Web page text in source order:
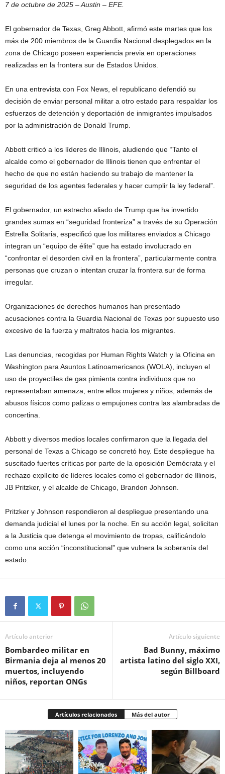
7 de octubre de 2025 – Austin – EFE.
El gobernador de Texas, Greg Abbott, afirmó este martes que los
más de 200 miembros de la Guardia Nacional desplegados en la
zona de Chicago poseen experiencia previa en operaciones
realizadas en la frontera sur de Estados Unidos.
En una entrevista con Fox News, el republicano defendió su
decisión de enviar personal militar a otro estado para respaldar los
esfuerzos de detención y deportación de inmigrantes impulsados
por la administración de Donald Trump.
Abbott criticó a los líderes de Illinois, aludiendo que “Tanto el
alcalde como el gobernador de Illinois tienen que enfrentar el
hecho de que no están haciendo su trabajo de mantener la
seguridad de los agentes federales y hacer cumplir la ley federal”.
El gobernador, un estrecho aliado de Trump que ha invertido
grandes sumas en “seguridad fronteriza” a través de su Operación
Estrella Solitaria, especificó que los militares enviados a Chicago
integran un “equipo de élite” que ha estado involucrado en
“confrontar el desorden civil en la frontera”, particularmente contra
personas que cruzan o intentan cruzar la frontera sur de forma
irregular.
Organizaciones de derechos humanos han presentado
acusaciones contra la Guardia Nacional de Texas por supuesto uso
excesivo de la fuerza y maltratos hacia los migrantes.
Las denuncias, recogidas por Human Rights Watch y la Oficina en
Washington para Asuntos Latinoamericanos (WOLA), incluyen el
uso de proyectiles de gas pimienta contra individuos que no
representaban amenaza, entre ellos mujeres y niños, además de
abusos físicos como palizas o empujones contra las alambradas de
concertina.
Abbott y diversos medios locales confirmaron que la llegada del
personal de Texas a Chicago se concretó hoy. Este despliegue ha
suscitado fuertes críticas por parte de la oposición Demócrata y el
rechazo explícito de líderes locales como el gobernador de Illinois,
JB Pritzker, y el alcalde de Chicago, Brandon Johnson.
Pritzker y Johnson respondieron al despliegue presentando una
demanda judicial el lunes por la noche. En su acción legal, solicitan
a la Justicia que detenga el movimiento de tropas, calificándolo
como una acción “inconstitucional” que vulnera la soberanía del
estado.
Artículo anterior
Bombardeo militar en
Birmania deja al menos 20
muertos, incluyendo
niños, reportan ONGs
Artículo siguiente
Bad Bunny, máximo
artista latino del siglo XXI,
según Billboard
Artículos relacionados Más del autor